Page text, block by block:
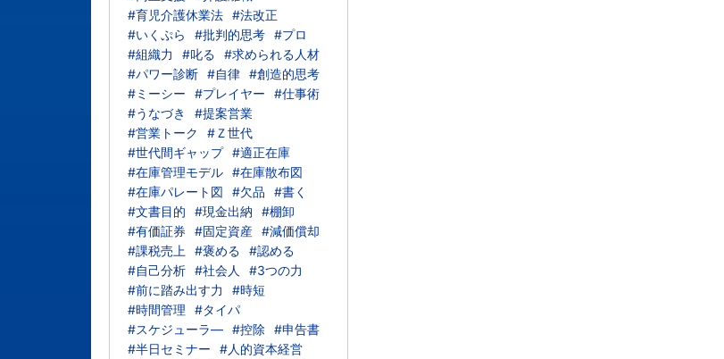
#育児介護休業法 #法改正
#いくぷら
#批判的思考 #プロ
#組織力
#叱る
#求められる人材
#パワー診断 #自律 #創造的思考
#ミーシー
#プレイヤー
#仕事術
#うなづき
#提案営業
#営業トーク
#Ｚ世代
#世代間ギャップ #適正在庫
#在庫管理モデル #在庫散布図
#在庫パレート図
#欠品
#書く
#文書目的
#現金出納
#棚卸
#有価証券
#固定資産 #減価償却
#課税売上
#褒める
#認める
#自己分析 #社会人
#3つの力
#前に踏み出す力
#時短
#時間管理
#タイパ
#スケジューラ― #控除
#申告書
#半日セミナー
#人的資本経営